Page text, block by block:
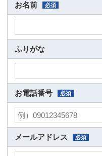
お名前 必須
ふりがな
お電話番号 必須
メールアドレス 必須